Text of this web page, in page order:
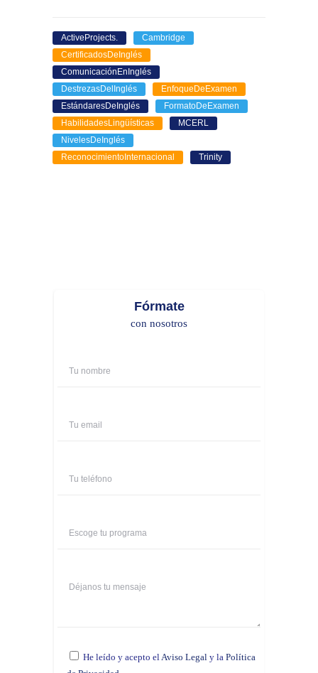
ActiveProjects.
Cambridge
CertificadosDeInglés
ComunicaciónEnInglés
DestrezasDelInglés
EnfoqueDeExamen
EstándaresDeInglés
FormatoDeExamen
HabilidadesLingüísticas
MCERL
NivelesDeInglés
ReconocimientoInternacional
Trinity
Fórmate
con nosotros
He leído y acepto elAviso Legal y la Política